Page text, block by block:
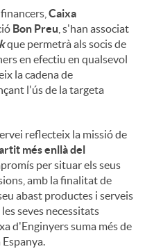
Caixa
Bon Preu , s'han associat
que permetrà als socis de
en efectiu en qualsevol
la cadena de
l'ús de la targeta
reflecteix la missió de
més enllà del
per situar els seus
amb la finalitat de
abast productes i serveis
seves necessitats
d'Enginyers suma més de